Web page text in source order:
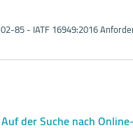
02-85 - IATF 16949:2016
Auf der Suche nach